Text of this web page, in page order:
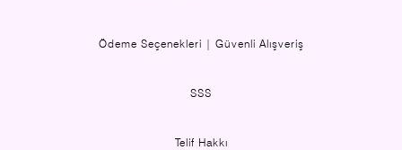
Ödeme Seçenekleri | Güvenli Alışveriş
SSS
Telif Hakkı